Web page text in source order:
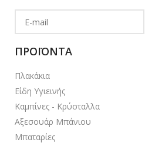
ΠΡΟΪΟΝΤΑ
Πλακάκια
Είδη Υγιεινής
Καμπίνες - Κρύσταλλα
Αξεσουάρ Μπάνιου
Μπαταρίες